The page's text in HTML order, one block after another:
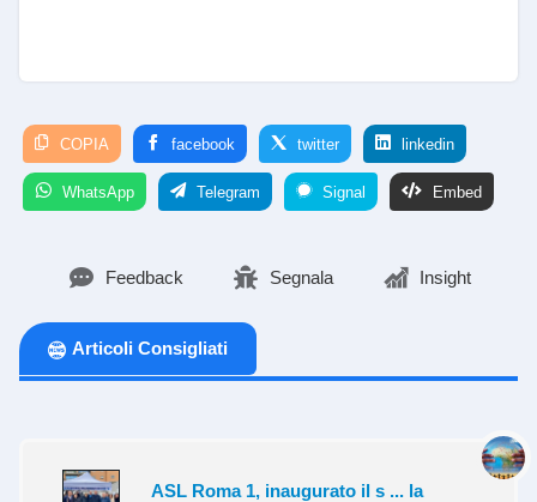
COPIA facebook twitter linkedin
WhatsApp Telegram Signal Embed
Feedback Segnala Insight
Articoli Consigliati
ASL Roma 1, inaugurato il s ... la